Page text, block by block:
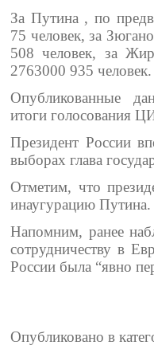
За Путина , по
75 человек, за
508 человек, за
2763000 935 человек.
Опубликованные
итоги голосования
Президент России
выборах глава
Отметим, что
инаугурацию Путина.
Напомним, ранее
сотрудничеству в
России была “явно
Опубликовано в